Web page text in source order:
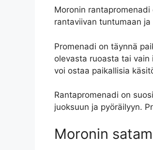
Moronin
rantaviivan tuntumaan
Promenadi on täynnä
olevasta ruoasta tai
voi ostaa paikallisia
Rantapromenadi on
juoksuun ja pyöräilyyn.
Moronin